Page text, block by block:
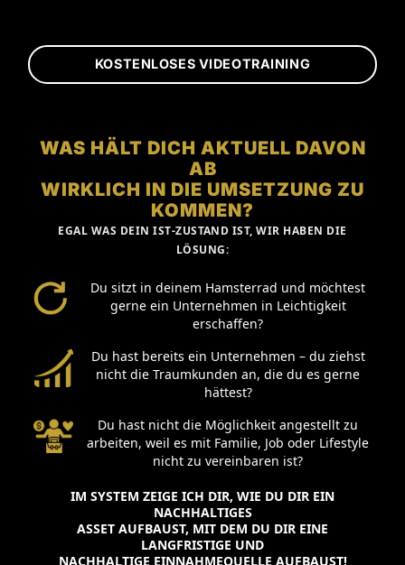
KOSTENLOSES VIDEOTRAINING
WAS HÄLT DICH AKTUELL DAVON
AB
WIRKLICH IN DIE UMSETZUNG ZU
KOMMEN?
EGAL WAS DEIN IST-ZUSTAND IST, WIR HABEN DIE
LÖSUNG:
Du sitzt in deinem Hamsterrad und möchtest
gerne ein Unternehmen in Leichtigkeit
erschaffen?
Du hast bereits ein Unternehmen – du ziehst
nicht die Traumkunden an, die du es gerne
hättest?
Du hast nicht die Möglichkeit angestellt zu
arbeiten, weil es mit Familie, Job oder Lifestyle
nicht zu vereinbaren ist?
IM SYSTEM ZEIGE ICH DIR, WIE DU DIR EIN
NACHHALTIGES
ASSET AUFBAUST, MIT DEM DU DIR EINE
LANGFRISTIGE UND
NACHHALTIGE EINNAHMEQUELLE AUFBAUST!